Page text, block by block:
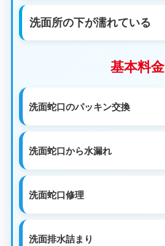
洗面所の下が濡れている
基本料金
洗面蛇口のパッキン交換
洗面蛇口から水漏れ
洗面蛇口修理
洗面排水詰まり